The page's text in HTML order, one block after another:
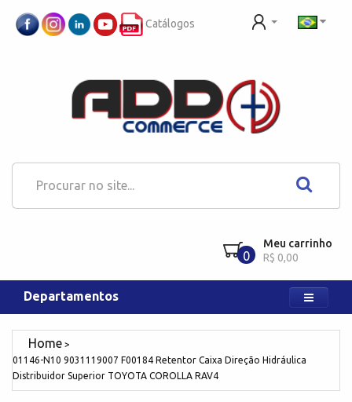
Catálogos
0
Meu carrinho
R$ 0,00
Departamentos
01146-N10 9031119007 F00184 Retentor Caixa Direção Hidráulica
Distribuidor Superior TOYOTA COROLLA RAV4